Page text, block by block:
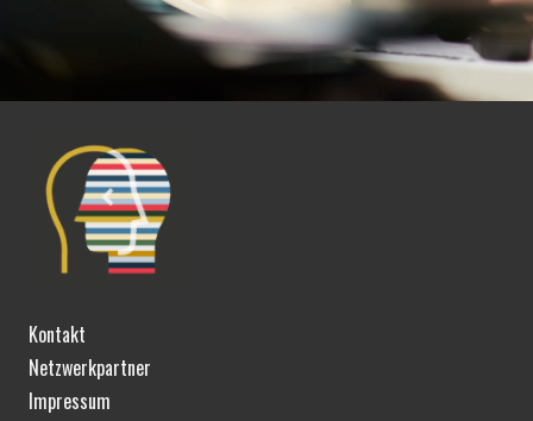
Kontakt
Netzwerkpartner
Impressum